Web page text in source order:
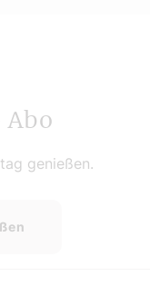
Abo
genießen.